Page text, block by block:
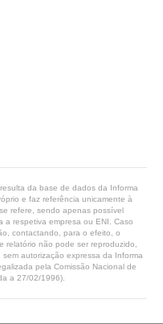
da base de dados da Informa
e faz referência unicamente à
refere, sendo apenas possível
a respetiva empresa ou ENI. Caso
contactando, para o efeito, o
relatório não pode ser reproduzido,
autorização expressa da Informa
pela Comissão Nacional de
a 27/02/1996).